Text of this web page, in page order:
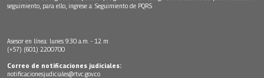
seguimiento, para ello, ingrese a: Seguimiento de PQRS
Asesor en línea: lunes 9:30 a.m. - 12 m
(+57) (601) 2200700
Correo de notificaciones judiciales:
notificacionesjudiciales@rtvc.gov.co